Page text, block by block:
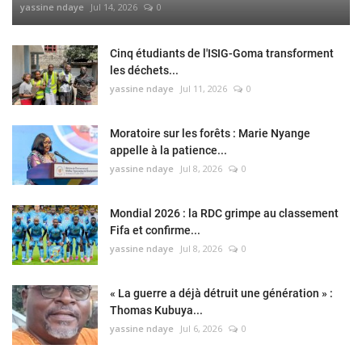
yassine ndaye Jul 14, 2026 0
Cinq étudiants de l'ISIG-Goma transforment
les déchets...
yassine ndaye Jul 11, 2026 0
Moratoire sur les forêts : Marie Nyange
appelle à la patience...
yassine ndaye Jul 8, 2026 0
Mondial 2026 : la RDC grimpe au classement
Fifa et confirme...
yassine ndaye Jul 8, 2026 0
« La guerre a déjà détruit une génération » :
Thomas Kubuya...
yassine ndaye Jul 6, 2026 0